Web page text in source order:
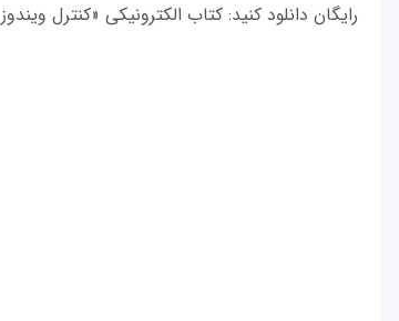
رایگان دانلود کنید: کتاب الکترونیکی «کنترل ویندوز ۱۰ را به دست بگیرید»